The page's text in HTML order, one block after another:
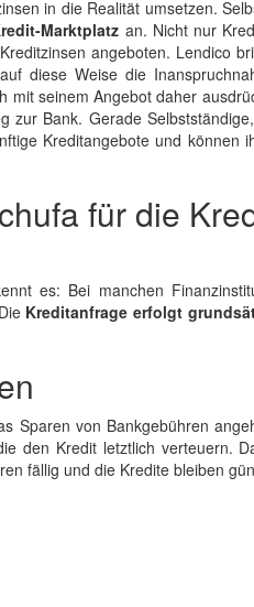
in die Realität umsetzen.
Marktplatz an. Nicht nur
angeboten. Lendico
diese Weise die
mit seinem Angebot daher
zur Bank. Gerade
Kreditangebote und können
für die
es: Bei manchen
Kreditanfrage erfolgt
Sparen von Bankgebühren
den Kredit letztlich verteuern.
fällig und die Kredite bleiben